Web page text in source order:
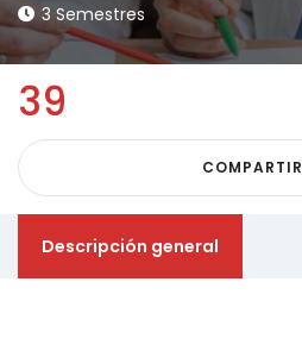
3 Semestres
39
COMPARTIR
Descripción general